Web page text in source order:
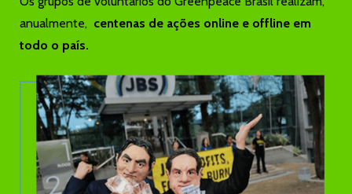
anualmente, centenas de ações online e offline em
todo o país.